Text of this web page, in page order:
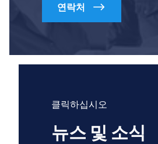
연락처
클릭하십시오
뉴스 및 소식